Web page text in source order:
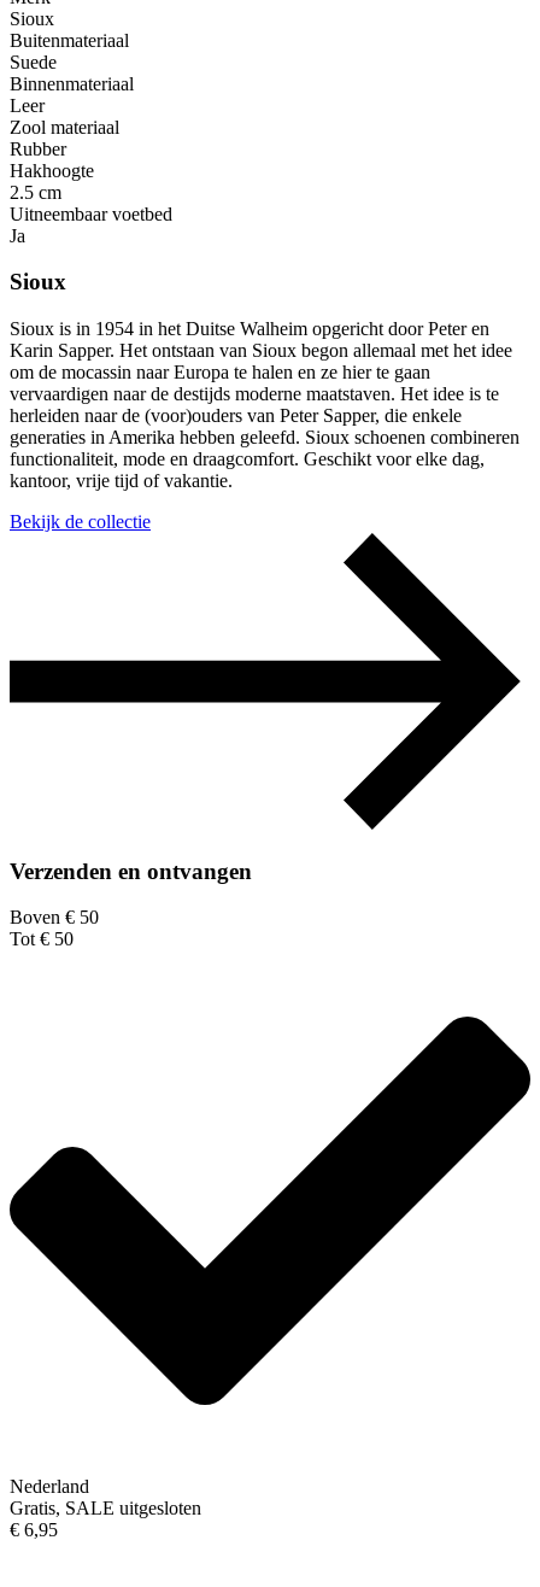
Sioux
Buitenmateriaal
Suede
Binnenmateriaal
Leer
Zool materiaal
Rubber
Hakhoogte
2.5 cm
Uitneembaar voetbed
Ja
Sioux
Sioux is in 1954 in het Duitse Walheim opgericht door Peter en
Karin Sapper. Het ontstaan van Sioux begon allemaal met het idee
om de mocassin naar Europa te halen en ze hier te gaan
vervaardigen naar de destijds moderne maatstaven. Het idee is te
herleiden naar de (voor)ouders van Peter Sapper, die enkele
generaties in Amerika hebben geleefd. Sioux schoenen combineren
functionaliteit, mode en draagcomfort. Geschikt voor elke dag,
kantoor, vrije tijd of vakantie.
Bekijk de collectie
Verzenden en ontvangen
Boven € 50
Tot € 50
Nederland
Gratis, SALE uitgesloten
€ 6,95